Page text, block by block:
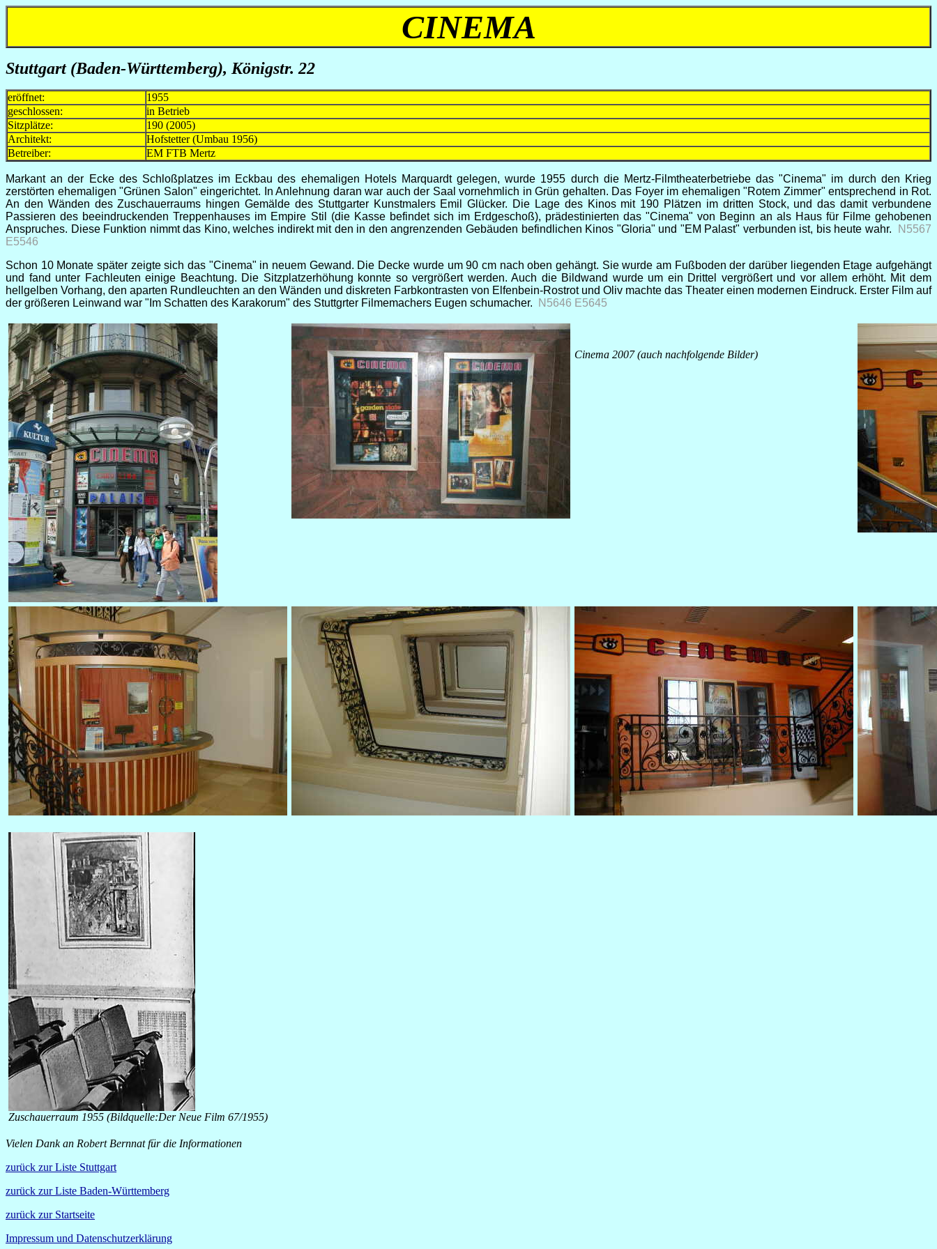
CINEMA
Stuttgart (Baden-Württemberg), Königstr. 22
eröffnet:
1955
geschlossen:
in Betrieb
Sitzplätze:
190 (2005)
Architekt:
Hofstetter (Umbau 1956)
Betreiber:
EM FTB Mertz
Markant an der Ecke des Schloßplatzes im Eckbau des ehemaligen Hotels Marquardt gelegen, wurde 1955 durch die Mertz-Filmtheaterbetriebe das "Cinema" im durch den Krieg
zerstörten ehemaligen "Grünen Salon" eingerichtet. In Anlehnung daran war auch der Saal vornehmlich in Grün gehalten. Das Foyer im ehemaligen "Rotem Zimmer" entsprechend in Rot.
An den Wänden des Zuschauerraums hingen Gemälde des Stuttgarter Kunstmalers Emil Glücker. Die Lage des Kinos mit 190 Plätzen im dritten Stock, und das damit verbundene
Passieren des beeindruckenden Treppenhauses im Empire Stil (die Kasse befindet sich im Erdgeschoß), prädestinierten das "Cinema" von Beginn an als Haus für Filme gehobenen
Anspruches. Diese Funktion nimmt das Kino, welches indirekt mit den in den angrenzenden Gebäuden befindlichen Kinos "Gloria" und "EM Palast" verbunden ist, bis heute wahr.
N5567
E5546
Schon 10 Monate später zeigte sich das "Cinema" in neuem Gewand. Die Decke wurde um 90 cm nach oben gehängt. Sie wurde am Fußboden der darüber liegenden Etage aufgehängt
und fand unter Fachleuten einige Beachtung. Die Sitzplatzerhöhung konnte so vergrößert werden. Auch die Bildwand wurde um ein Drittel vergrößert und vor allem erhöht. Mit dem
hellgelben Vorhang, den aparten Rundleuchten an den Wänden und diskreten Farbkontrasten von Elfenbein-Rostrot und Oliv machte das Theater einen modernen Eindruck. Erster Film auf
der größeren Leinwand war "Im Schatten des Karakorum" des Stuttgrter Filmemachers Eugen schumacher.
N5646 E5645
Cinema 2007 (auch nachfolgende Bilder)
Zuschauerraum 1955 (Bildquelle:Der Neue Film 67/1955)
Vielen Dank an Robert Bernnat für die Informationen
zurück zur Liste Stuttgart
zurück zur Liste Baden-Württemberg
zurück zur Startseite
Impressum und Datenschutzerklärung